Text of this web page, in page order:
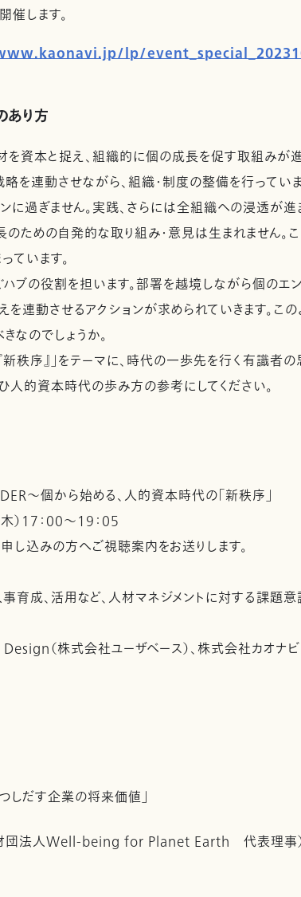
催します。
lp/
あり方
資本と捉え、組織的に個の成長を促す取組みが進
を連動させながら、組織・制度の整備を行ってい
に過ぎません。実践、さらには全組織への浸透が進
のための自発的な取り組み・意見は生まれません
ています。
ブの役割を担います。部署を越境しながら個のエ
連動させるアクションが求められていきます。こ
なのでしょうか。
新秩序』」をテーマに、時代の一歩先を行く有識者
人的資本時代の歩み方の参考にしてください。
～個から始める、人的資本時代の「新秩序」
）17：00～19：05
し込みの方へご視聴案内をお送りします。
育成、活用など、人材マネジメントに対する課題
（株式会社ユーザベース）、株式会社カオナビ
しだす企業の将来価値」
団法人Well-being for Planet Earth 代表理事